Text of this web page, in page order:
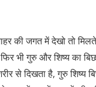
की जगत में देखो तो
भी गुरु और शिष्य का
से दिखता है, गुरु शिष्य